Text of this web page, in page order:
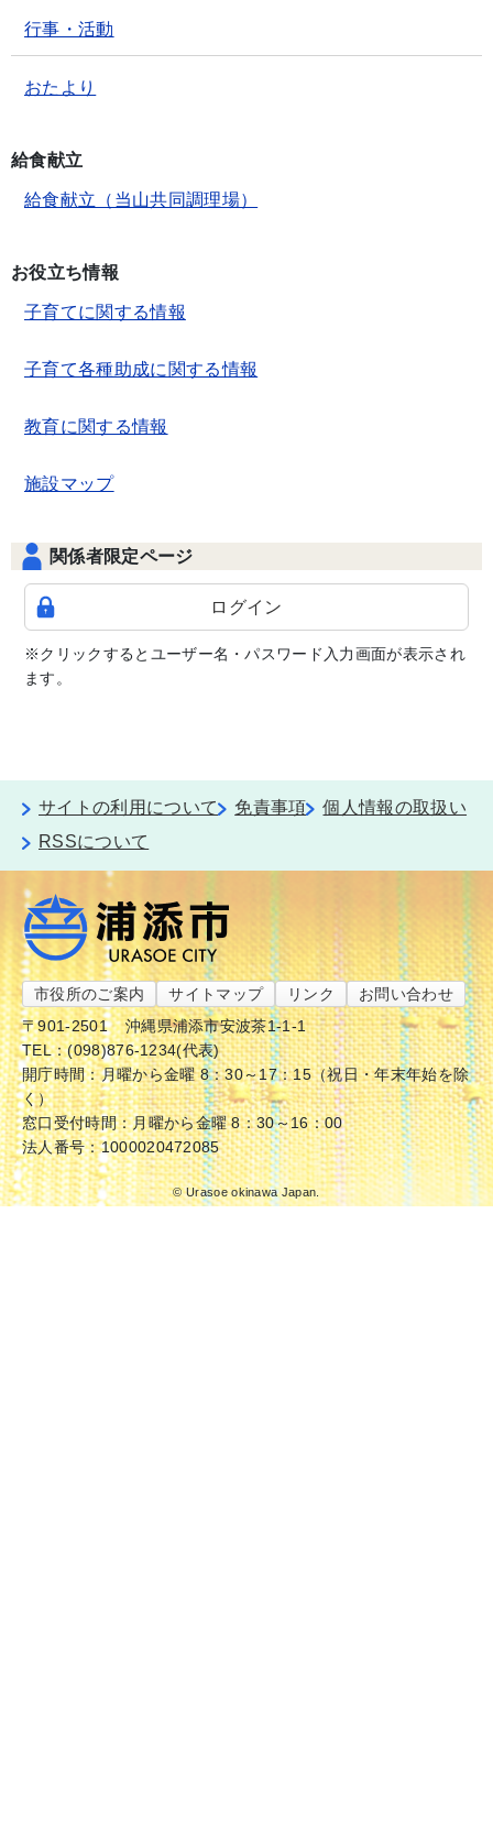
行事・活動
おたより
給食献立
給食献立（当山共同調理場）
お役立ち情報
子育てに関する情報
子育て各種助成に関する情報
教育に関する情報
施設マップ
関係者限定ページ
ログイン
※クリックするとユーザー名・パスワード入力画面が表示され
ます。
サイトの利用について 免責事項
個人情報の取扱い
RSSについて
市役所のご案内 サイトマップ リンク
お問い合わせ
〒901-2501
沖縄県浦添市安波茶1-1-1
TEL：(098)876-1234(代表)
開庁時間：月曜から金曜 8：30～17：15（祝日・年末年始を除
く）
窓口受付時間：月曜から金曜 8：30～16：00
法人番号：1000020472085
© Urasoe okinawa Japan.